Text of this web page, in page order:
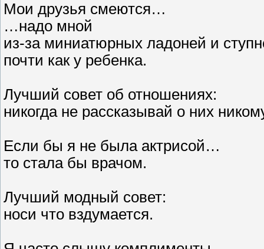
Мои друзья смеются…
…надо мной
из-за миниатюрных ладоней и
почти как у ребенка.
Лучший совет об отношениях:
никогда не рассказывай о них
Если бы я не была актрисой…
то стала бы врачом.
Лучший модный совет:
носи что вздумается.